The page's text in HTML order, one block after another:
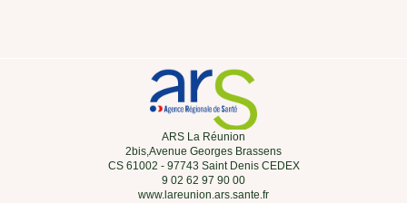
ARS La Réunion
2bis,Avenue Georges Brassens
CS 61002 - 97743 Saint Denis CEDEX
9 02 62 97 90 00
www.lareunion.ars.sante.fr